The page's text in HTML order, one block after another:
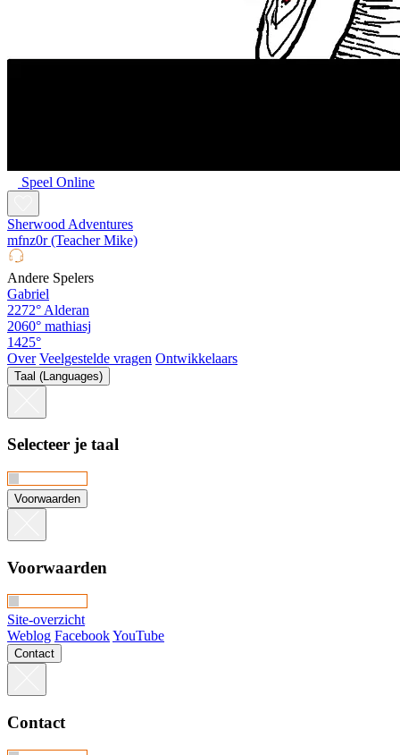
Speel Online
Sherwood Adventures
mfnz0r (Teacher Mike)
Andere Spelers
Gabriel
2272° Alderan
2060° mathiasj
1425°
Over Veelgestelde vragen Ontwikkelaars
Taal (Languages)
Selecteer je taal
Voorwaarden
Voorwaarden
Site-overzicht
Weblog FacebookYouTube
Contact
Contact